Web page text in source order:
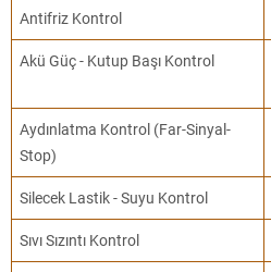
Antifriz Kontrol
Akü Güç - Kutup Başı Kontrol
Aydınlatma Kontrol (Far-Sinyal-
Stop)
Silecek Lastik - Suyu Kontrol
Sıvı Sızıntı Kontrol